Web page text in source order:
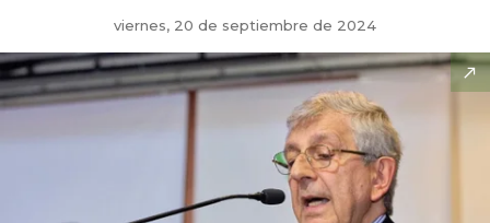
viernes, 20 de septiembre de 2024